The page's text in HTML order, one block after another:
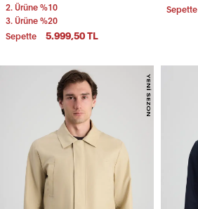
2. Ürüne %10
3. Ürüne %20
Sepette
5.999,50 TL
Sepette